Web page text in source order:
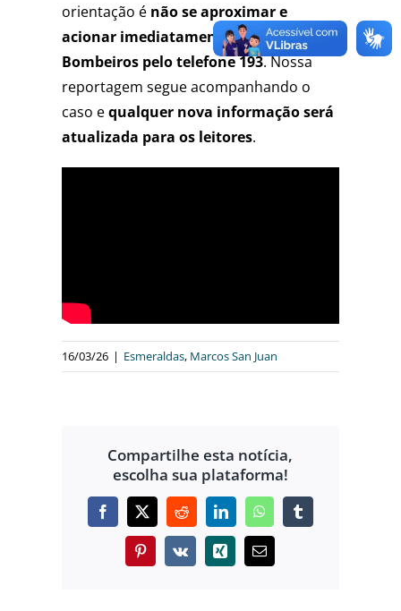
orientação é não se aproximar e
acionar imediatamente o Corpo de
Bombeiros pelo telefone 193. Nossa
reportagem segue acompanhando o
caso equalquer nova informação será
atualizada para os leitores.
16/03/26 | Esmeraldas, Marcos San Juan
Compartilhe esta notícia,
escolha sua plataforma!
Facebook
X RedditLinkedInWhatsAppTumblr
Pinterest
Vk Xing
E-
mail